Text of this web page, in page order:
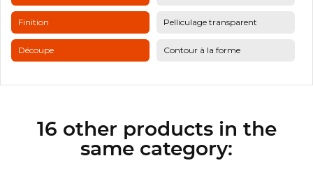
Finition Pelliculage transparent
Découpe Contour à la forme
16 other products in the
same category: